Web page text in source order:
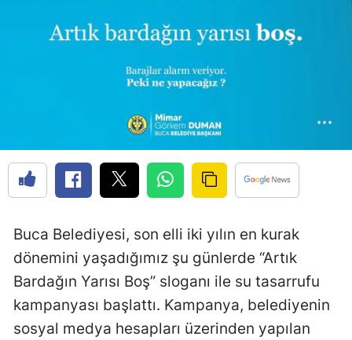
Buca Belediyesi, son elli iki yılın en kurak
dönemini yaşadığımız şu günlerde “Artık
Bardağın Yarısı Boş” sloganı ile su tasarrufu
kampanyası başlattı. Kampanya, belediyenin
sosyal medya hesapları üzerinden yapılan